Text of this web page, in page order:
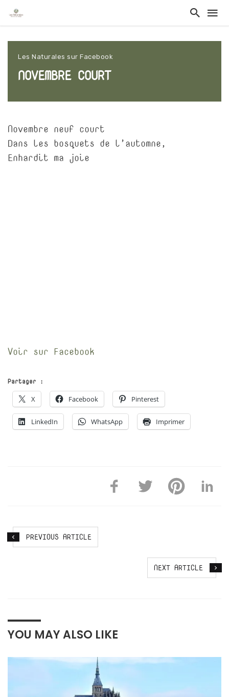
Les Naturales sur Facebook
NOVEMBRE COURT
Novembre neuf court
Dans les bosquets de l’automne,
Enhardit ma joie
Voir sur Facebook
Partager :
X Facebook Pinterest
LinkedIn WhatsApp Imprimer
PREVIOUS ARTICLE
NEXT ARTICLE
YOU MAY ALSO LIKE